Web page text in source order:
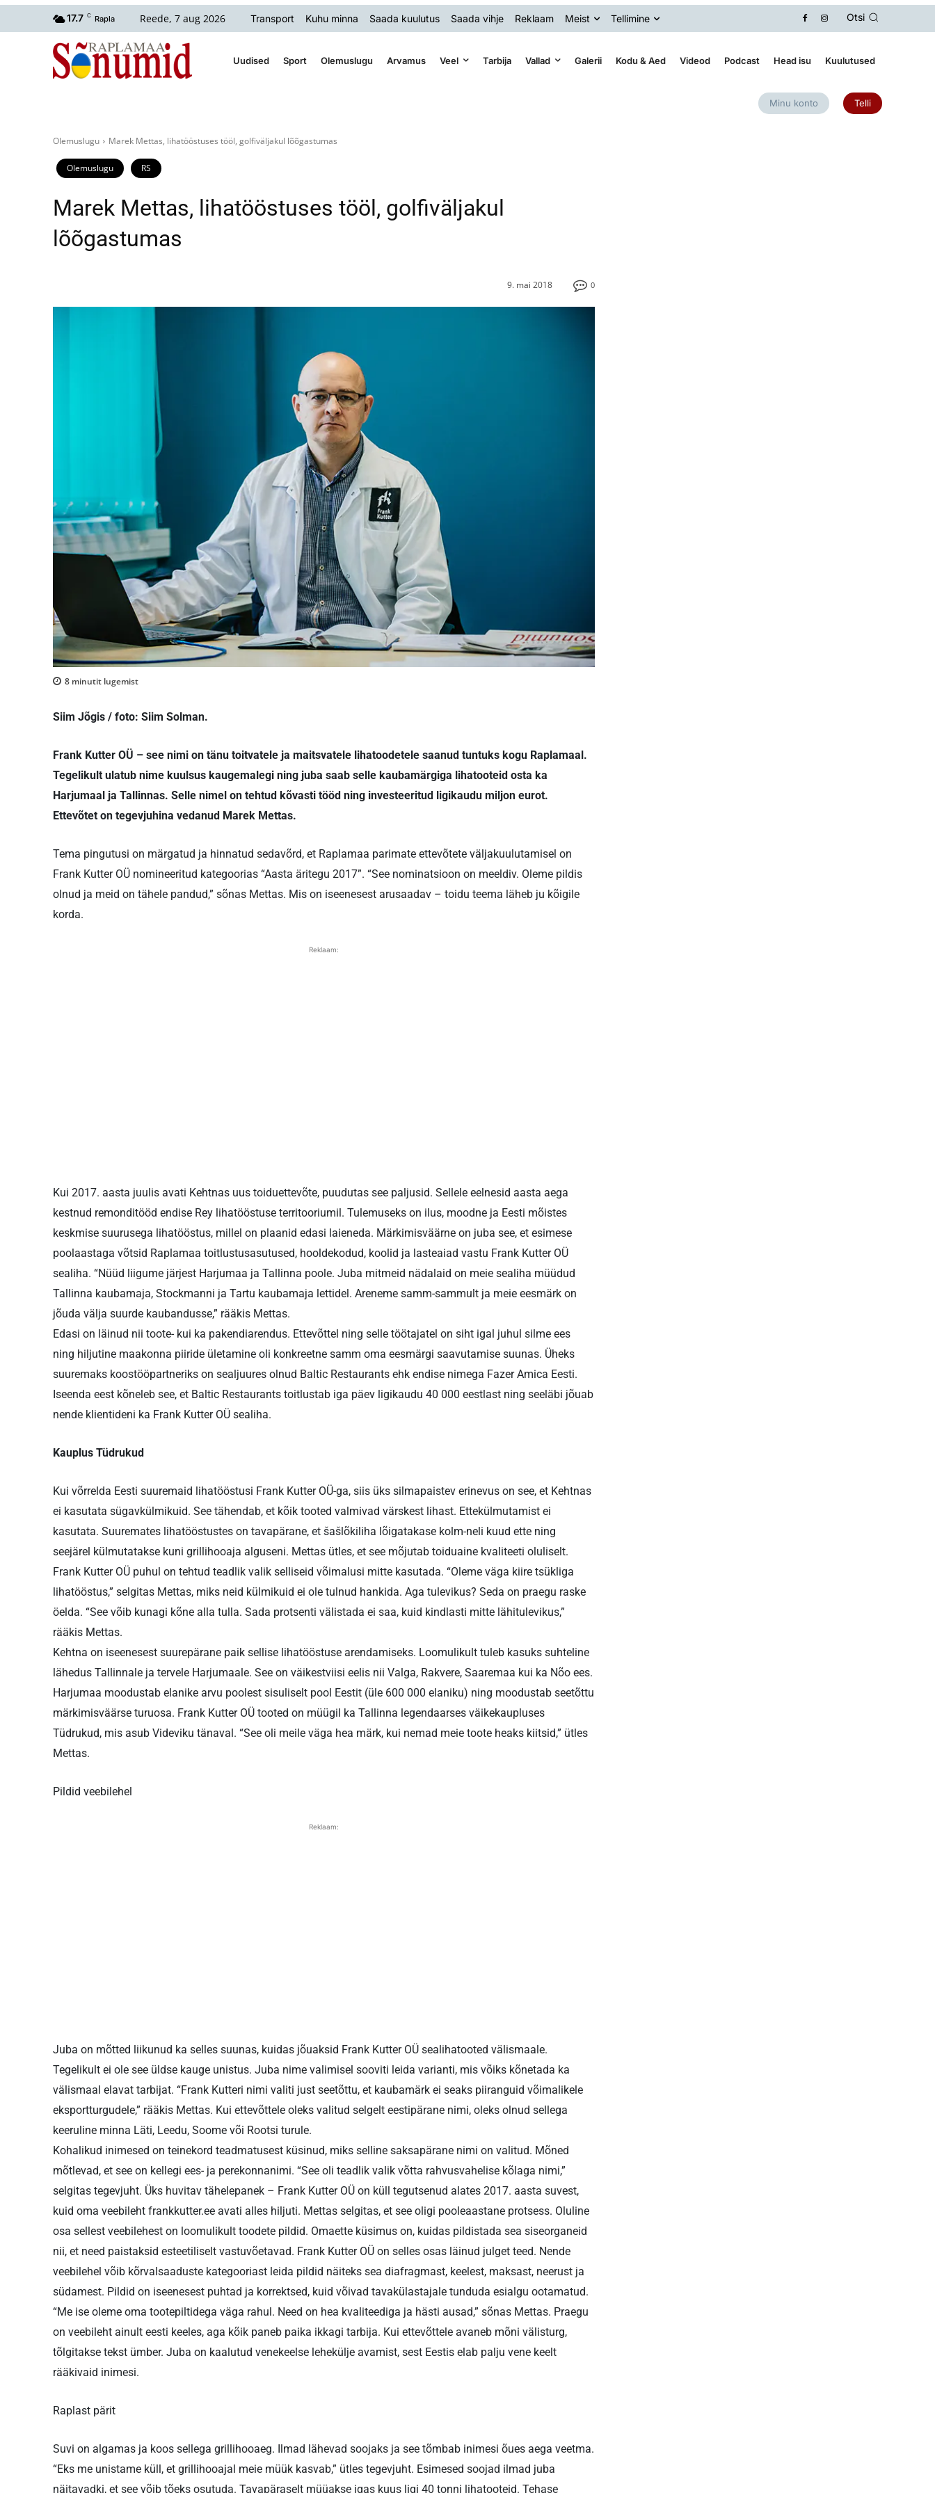
17.7 C Rapla Reede, 7 aug 2026 Transport Kuhu minna Saada kuulutus Saada vihje Reklaam Meist Tellimine Otsi
Uudised Sport Olemuslugu Arvamus Veel Tarbija Vallad Galerii Kodu & Aed Videod Podcast Head isu Kuulutused
Minu konto Telli
Olemuslugu Marek Mettas, lihatööstuses tööl, golfiväljakul lõõgastumas
Olemuslugu RS
Marek Mettas, lihatööstuses tööl, golfiväljakul
lõõgastumas
0
9. mai 2018
8 minutit lugemist
Siim Jõgis / foto: Siim Solman.
Frank Kutter OÜ – see nimi on tänu toitvatele ja maitsvatele lihatoodetele saanud tuntuks kogu Rap­lamaal.
Tegelikult ulatub nime kuulsus kaugemalegi ning juba saab selle kaubamärgiga lihatooteid osta ka
Harjumaal ja Tallinnas. Selle nimel on tehtud kõvasti tööd ning investeeritud ligikaudu miljon eurot.
Ettevõtet on tegevjuhina vedanud Marek Mettas.
Tema pingutusi on märgatud ja hinnatud sedavõrd, et Raplamaa parimate ettevõtete väljakuulutamisel on
Frank Kutter OÜ nomineeritud kategoorias “Aasta äritegu 2017”. “See nominatsioon on meeldiv. Oleme pildis
olnud ja meid on tähele pandud,” sõnas Mettas. Mis on iseenesest arusaadav – toidu teema läheb ju kõigile
korda.
Reklaam:
Kui 2017. aasta juulis avati Kehtnas uus toiduettevõte, puudutas see paljusid. Sellele eelnesid aasta aega
kestnud remonditööd endise Rey lihatööstuse territooriumil. Tulemuseks on ilus, moodne ja Eesti mõistes
keskmise suurusega lihatööstus, millel on plaanid edasi laieneda. Märkimisväärne on juba see, et esimese
poolaastaga võtsid Raplamaa toitlustusasutused, hooldekodud, koolid ja lasteaiad vastu Frank Kutter OÜ
sealiha. “Nüüd liigume järjest Harjumaa ja Tallinna poole. Juba mitmeid nädalaid on meie sealiha müüdud
Tallinna kaubamaja, Stockmanni ja Tartu kaubamaja lettidel. Areneme samm-sammult ja meie eesmärk on
jõuda välja suurde kaubandusse,” rääkis Mettas.
Edasi on läinud nii toote- kui ka pakendiarendus. Ettevõttel ning selle töötajatel on siht igal juhul silme ees
ning hiljutine maakonna piiride ületamine oli konkreetne samm oma eesmärgi saavutamise suunas. Üheks
suuremaks koostööpartneriks on sealjuures olnud Baltic Restaurants ehk endise nimega Fazer Amica Eesti.
Iseenda eest kõneleb see, et Baltic Restaurants toitlustab iga päev ligikaudu 40 000 eestlast ning seeläbi jõuab
nende klientideni ka Frank Kutter OÜ sealiha.
Kauplus Tüdrukud
Kui võrrelda Eesti suuremaid lihatööstusi Frank Kutter OÜ-ga, siis üks silmapaistev erinevus on see, et Kehtnas
ei kasutata sügavkülmikuid. See tähendab, et kõik tooted valmivad värskest lihast. Ettekülmutamist ei
kasutata. Suuremates lihatööstustes on tavapärane, et šašlõkiliha lõigatakase kolm-neli kuud ette ning
seejärel külmutatakse kuni grillihooaja alguseni. Mettas ütles, et see mõjutab toiduaine kvaliteeti oluliselt.
Frank Kutter OÜ puhul on tehtud teadlik valik selliseid võimalusi mitte kasutada. “Oleme väga kiire tsükliga
lihatööstus,” selgitas Mettas, miks neid külmikuid ei ole tulnud hankida. Aga tulevikus? Seda on praegu raske
öelda. “See võib kunagi kõne alla tulla. Sada protsenti välistada ei saa, kuid kindlasti mitte lähitulevikus,”
rääkis Mettas.
Kehtna on iseenesest suurepärane paik sellise lihatööstuse arendamiseks. Loomulikult tuleb kasuks suhteline
lähedus Tallinnale ja tervele Harjumaale. See on väikestviisi eelis nii Valga, Rakvere, Saaremaa kui ka Nõo ees.
Harjumaa moodustab elanike arvu poolest sisuliselt pool Eestit (üle 600 000 elaniku) ning moodustab seetõttu
märkimisväärse turuosa. Frank Kutter OÜ tooted on müügil ka Tallinna legendaarses väikekaupluses
Tüdrukud, mis asub Videviku tänaval. “See oli meile väga hea märk, kui nemad meie toote heaks kiitsid,” ütles
Mettas.
Pildid veebilehel
Reklaam:
Juba on mõtted liikunud ka selles suunas, kuidas jõuaksid Frank Kutter OÜ sealihatooted välismaale.
Tegelikult ei ole see üldse kauge unistus. Juba nime valimisel sooviti leida varianti, mis võiks kõnetada ka
välismaal elavat tarbijat. “Frank Kutteri nimi valiti just seetõttu, et kaubamärk ei seaks piiranguid võimalikele
eksportturgudele,” rääkis Mettas. Kui ettevõttele oleks valitud selgelt eestipärane nimi, oleks olnud sellega
keeruline minna Läti, Leedu, Soome või Rootsi turule.
Kohalikud inimesed on teinekord teadmatusest küsinud, miks selline saksapärane nimi on valitud. Mõned
mõtlevad, et see on kellegi ees- ja perekonnanimi. “See oli teadlik valik võtta rahvusvahelise kõlaga nimi,”
selgitas tegevjuht. Üks huvitav tähelepanek – Frank Kutter OÜ on küll tegutsenud alates 2017. aasta suvest,
kuid oma veebileht frankkutter.ee avati alles hiljuti. Mettas selgitas, et see oligi pooleaastane protsess. Oluline
osa sellest veebilehest on loomulikult toodete pildid. Omaette küsimus on, kuidas pildistada sea siseorganeid
nii, et need paistaksid esteetiliselt vastuvõetavad. Frank Kutter OÜ on selles osas läinud julget teed. Nende
veebilehel võib kõrvalsaaduste kategooriast leida pildid näiteks sea diafragmast, keelest, maksast, neerust ja
südamest. Pildid on iseenesest puhtad ja korrektsed, kuid võivad tavakülastajale tunduda esialgu ootamatud.
“Me ise oleme oma tootepiltidega väga rahul. Need on hea kvaliteediga ja hästi ausad,” sõnas Mettas. Praegu
on veebileht ainult eesti keeles, aga kõik paneb paika ikkagi tarbija. Kui ettevõttele avaneb mõni välisturg,
tõlgitakse tekst ümber. Juba on kaalutud venekeelse lehekülje avamist, sest Eestis elab palju vene keelt
rääkivaid inimesi.
Raplast pärit
Suvi on algamas ja koos sellega grillihooaeg. Ilmad lähevad soojaks ja see tõmbab inimesi õues aega veetma.
“Eks me unistame küll, et grillihooajal meie müük kasvab,” ütles tegevjuht. Esimesed soojad ilmad juba
näitavadki, et see võib tõeks osutuda. Tavapäraselt müüakse igas kuus ligi 40 tonni lihatooteid. Tehase